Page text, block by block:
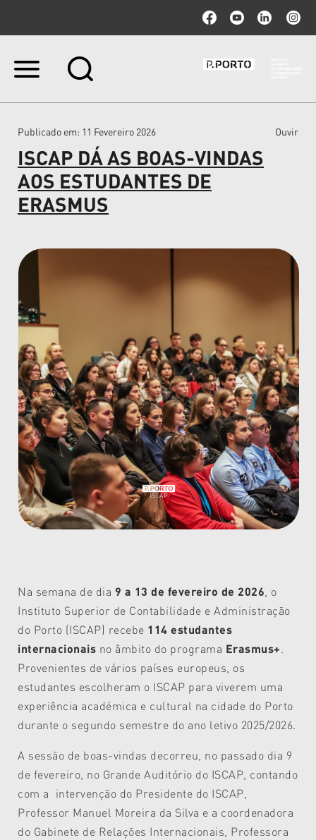
Ir
Ir
navegação
Publicado em: 11 Fevereiro 2026 Ouvir
ISCAP DÁ AS BOAS-VINDAS
AOS ESTUDANTES DE
ERASMUS
Na semana de dia 9 a 13 de fevereiro de 2026 , o
Instituto Superior de Contabilidade e Administração
do Porto (ISCAP) recebe 114 estudantes
internacionais no âmbito do programa Erasmus+.
Provenientes de vários países europeus, os
estudantes escolheram o ISCAP para viverem uma
experiência académica e cultural na cidade do Porto
durante o segundo semestre do ano letivo 2025/2026.
A sessão de boas-vindas decorreu, no passado dia 9
de fevereiro, no Grande Auditório do ISCAP, contando
com a intervenção do Presidente do ISCAP,
Professor Manuel Moreira da Silva e a coordenadora
do Gabinete de Relações Internacionais, Professora